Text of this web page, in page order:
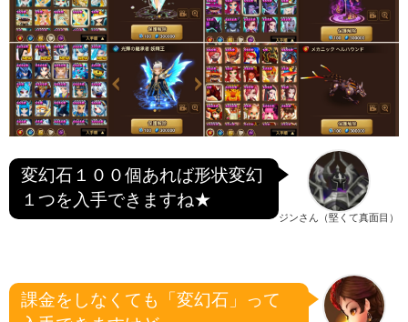
ジンさん（堅くて真面目）
変幻石１００個あれば形状変幻
１つを入手できますね★
課金をしなくても「変幻石」って